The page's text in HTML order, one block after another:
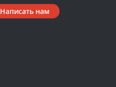
Написать нам